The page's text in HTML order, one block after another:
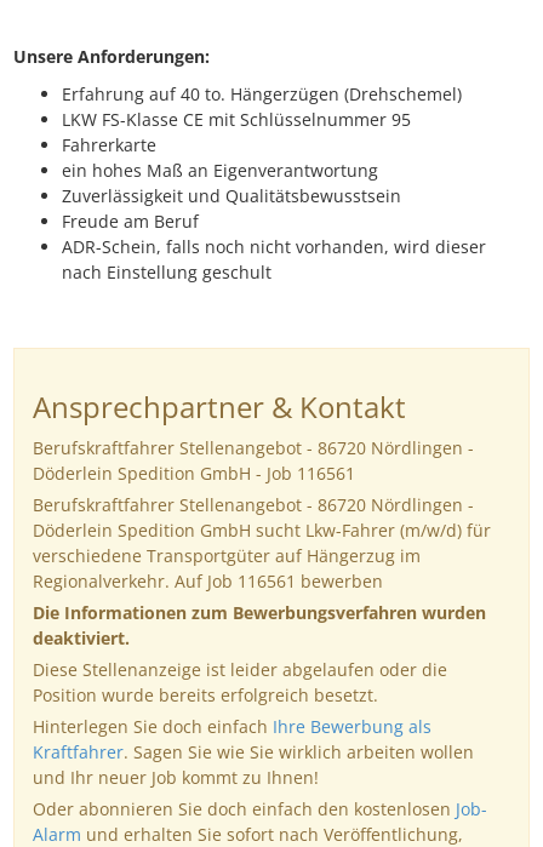
Unsere Anforderungen:
Erfahrung auf 40 to. Hängerzügen (Drehschemel)
LKW FS-Klasse CE mit Schlüsselnummer 95
Fahrerkarte
ein hohes Maß an Eigenverantwortung
Zuverlässigkeit und Qualitätsbewusstsein
Freude am Beruf
ADR-Schein, falls noch nicht vorhanden, wird dieser
nach Einstellung geschult
Ansprechpartner & Kontakt
Berufskraftfahrer Stellenangebot - 86720 Nördlingen -
Döderlein Spedition GmbH - Job 116561
Berufskraftfahrer Stellenangebot - 86720 Nördlingen -
Döderlein Spedition GmbH sucht Lkw-Fahrer (m/w/d) für
verschiedene Transportgüter auf Hängerzug im
Regionalverkehr. Auf Job 116561 bewerben
Die Informationen zum Bewerbungsverfahren wurden
deaktiviert.
Diese Stellenanzeige ist leider abgelaufen oder die
Position wurde bereits erfolgreich besetzt.
Hinterlegen Sie doch einfach Ihre Bewerbung als
Kraftfahrer. Sagen Sie wie Sie wirklich arbeiten wollen
und Ihr neuer Job kommt zu Ihnen!
Oder abonnieren Sie doch einfach den kostenlosen Job-
Alarm und erhalten Sie sofort nach Veröffentlichung,